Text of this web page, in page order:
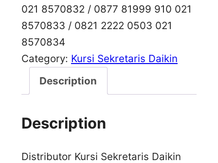
021 8570832 / 0877 81999 910 021
8570833 / 0821 2222 0503 021
8570834
Category: Kursi Sekretaris Daikin
Description
Description
Distributor Kursi Sekretaris Daikin